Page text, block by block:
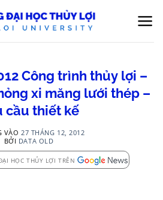
Công trình thủy lợi –
xi măng lưới thép –
cầu thiết kế
VÀO 27 THÁNG 12, 2012
BỞI DATA OLD
HỌC THỦY LỢI TRÊN